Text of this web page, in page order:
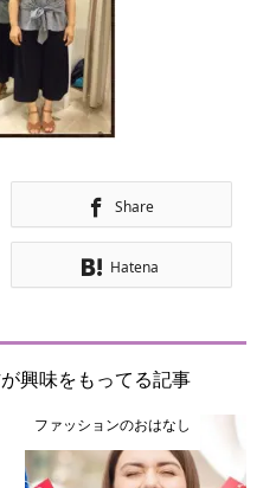
Share
Hatena
興味をもってる記事
ファッションのおはなし